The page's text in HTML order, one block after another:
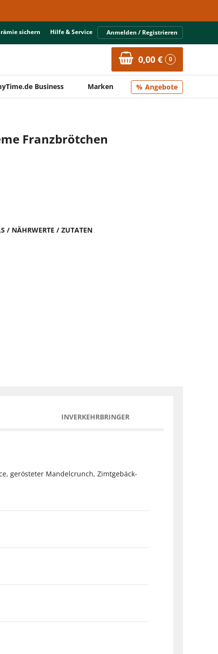
sichern Hilfe & Service Anmelden / Registrieren
0,00 € 0
Business Marken Angebote
Franzbrötchen
/ NÄHRWERTE / ZUTATEN
INVERKEHRBRINGER
gerösteter Mandelcrunch, Zimtgebäck-